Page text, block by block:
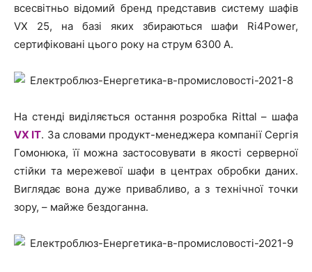
всесвітньо відомий бренд представив систему шафів
VX 25, на базі яких збираються шафи Ri4Power,
сертифіковані цього року на струм 6300 А.
На стенді виділяється остання розробка Rittal – шафа
VX IT. За словами продукт-менеджера компанії Сергія
Гомонюка, її можна застосовувати в якості серверної
стійки та мережевої шафи в центрах обробки даних.
Виглядає вона дуже привабливо, а з технічної точки
зору, – майже бездоганна.